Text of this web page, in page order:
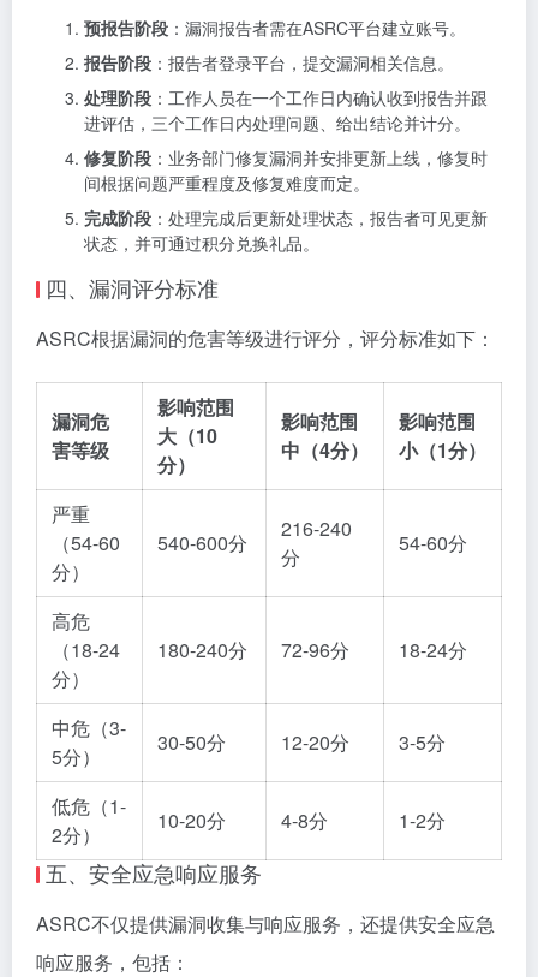
预报告阶段 ：漏洞报告者需在ASRC平台建立账号。
报告阶段 ：报告者登录平台，提交漏洞相关信息。
处理阶段 ：工作人员在一个工作日内确认收到报告并跟
进评估，三个工作日内处理问题、给出结论并计分。
修复阶段 ：业务部门修复漏洞并安排更新上线，修复时
间根据问题严重程度及修复难度而定。
完成阶段 ：处理完成后更新处理状态，报告者可见更新
状态，并可通过积分兑换礼品。
四、漏洞评分标准
ASRC根据漏洞的危害等级进行评分，评分标准如下：
漏洞危
害等级
影响范围
大（10
分）
影响范围
中（4分）
影响范围
小（1分）
严重
（54-60
分）
540-600分
216-240
分
54-60分
高危
（18-24
分）
180-240分 72-96分 18-24分
中危（3-
5分）
30-50分 12-20分 3-5分
低危（1-
2分）
10-20分 4-8分 1-2分
五、安全应急响应服务
ASRC不仅提供漏洞收集与响应服务，还提供安全应急
响应服务，包括：